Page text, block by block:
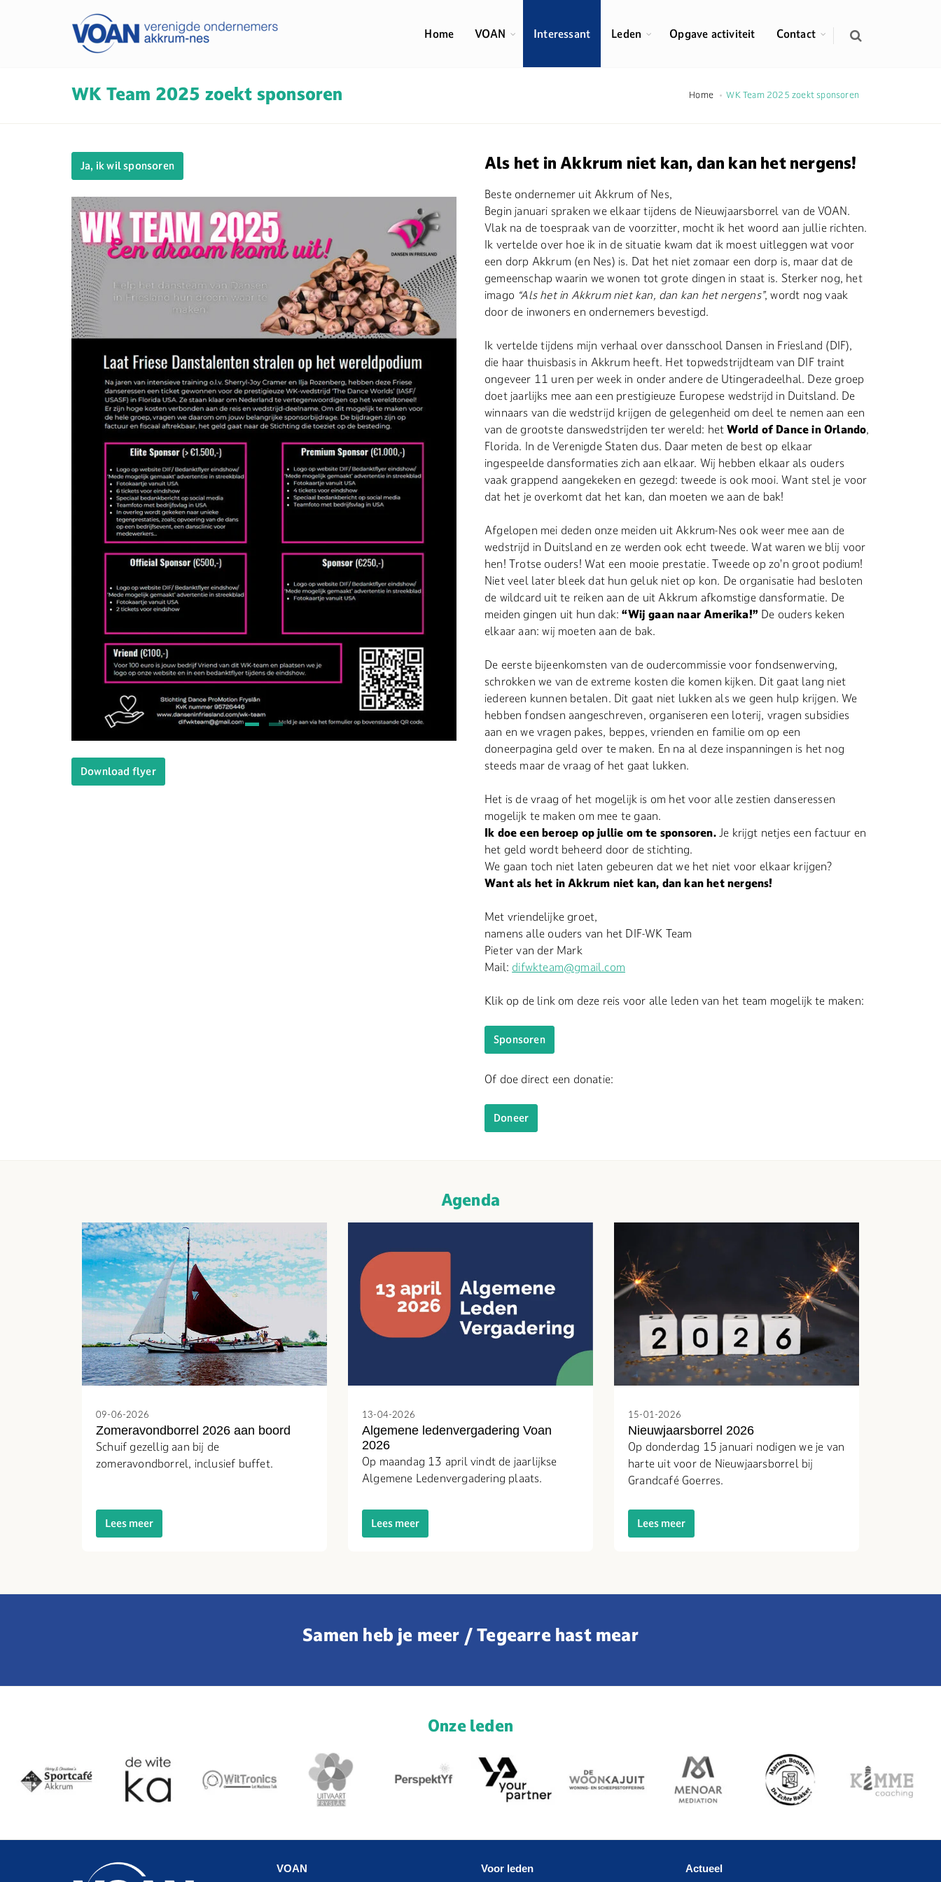
Home VOAN Interessant Leden Opgave activiteit Contact
Home WK Team 2025 zoekt sponsoren
WK Team 2025 zoekt sponsoren
Ja, ik wil sponsoren
Download flyer
Als het in Akkrum niet kan, dan kan het nergens!
Beste ondernemer uit Akkrum of Nes,
Begin januari spraken we elkaar tijdens de Nieuwjaarsborrel van de VOAN.
Vlak na de toespraak van de voorzitter, mocht ik het woord aan jullie richten.
Ik vertelde over hoe ik in de situatie kwam dat ik moest uitleggen wat voor
een dorp Akkrum (en Nes) is. Dat het niet zomaar een dorp is, maar dat de
gemeenschap waarin we wonen tot grote dingen in staat is. Sterker nog, het
imago “Als het in Akkrum niet kan, dan kan het nergens”, wordt nog vaak
door de inwoners en ondernemers bevestigd.
Ik vertelde tijdens mijn verhaal over dansschool Dansen in Friesland (DIF),
die haar thuisbasis in Akkrum heeft. Het topwedstrijdteam van DIF traint
ongeveer 11 uren per week in onder andere de Utingeradeelhal. Deze groep
doet jaarlijks mee aan een prestigieuze Europese wedstrijd in Duitsland. De
winnaars van die wedstrijd krijgen de gelegenheid om deel te nemen aan een
van de grootste danswedstrijden ter wereld: hetWorld of Dance in Orlando,
Florida. In de Verenigde Staten dus. Daar meten de best op elkaar
ingespeelde dansformaties zich aan elkaar. Wij hebben elkaar als ouders
vaak grappend aangekeken en gezegd: tweede is ook mooi. Want stel je voor
dat het je overkomt dat het kan, dan moeten we aan de bak!
Afgelopen mei deden onze meiden uit Akkrum-Nes ook weer mee aan de
wedstrijd in Duitsland en ze werden ook echt tweede. Wat waren we blij voor
hen! Trotse ouders! Wat een mooie prestatie. Tweede op zo’n groot podium!
Niet veel later bleek dat hun geluk niet op kon. De organisatie had besloten
de wildcard uit te reiken aan de uit Akkrum afkomstige dansformatie. De
meiden gingen uit hun dak: “Wij gaan naar Amerika!” De ouders keken
elkaar aan: wij moeten aan de bak.
De eerste bijeenkomsten van de oudercommissie voor fondsenwerving,
schrokken we van de extreme kosten die komen kijken. Dit gaat lang niet
iedereen kunnen betalen. Dit gaat niet lukken als we geen hulp krijgen. We
hebben fondsen aangeschreven, organiseren een loterij, vragen subsidies
aan en we vragen pakes, beppes, vrienden en familie om op een
doneerpagina geld over te maken. En na al deze inspanningen is het nog
steeds maar de vraag of het gaat lukken.
Het is de vraag of het mogelijk is om het voor alle zestien danseressen
mogelijk te maken om mee te gaan.
Ik doe een beroep op jullie om te sponsoren.Je krijgt netjes een factuur en
het geld wordt beheerd door de stichting.
We gaan toch niet laten gebeuren dat we het niet voor elkaar krijgen?
Want als het in Akkrum niet kan, dan kan het nergens!
Met vriendelijke groet,
namens alle ouders van het DIF-WK Team
Pieter van der Mark
Mail: difwkteam@gmail.com
Klik op de link om deze reis voor alle leden van het team mogelijk te maken:
Sponsoren
Of doe direct een donatie:
Doneer
Agenda
09-06-2026
Zomeravondborrel 2026 aan boord
Schuif gezellig aan bij de
zomeravondborrel, inclusief buffet.
Lees meer
13-04-2026
Algemene ledenvergadering Voan
2026
Op maandag 13 april vindt de jaarlijkse
Algemene Ledenvergadering plaats.
Lees meer
15-01-2026
Nieuwjaarsborrel 2026
Op donderdag 15 januari nodigen we je van
harte uit voor de Nieuwjaarsborrel bij
Grandcafé Goerres.
Lees meer
Samen heb je meer / Tegearre hast mear
Onze leden
VOAN Voor leden Actueel